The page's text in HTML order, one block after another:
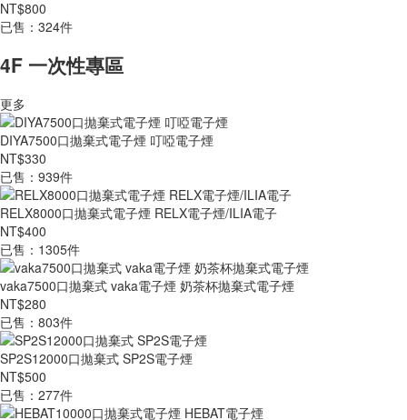
NT$800
已售：324件
4F 一次性專區
更多
DIYA7500口拋棄式電子煙 叮啞電子煙
NT$330
已售：939件
RELX8000口拋棄式電子煙 RELX電子煙/ILIA電子
NT$400
已售：1305件
vaka7500口拋棄式 vaka電子煙 奶茶杯拋棄式電子煙
NT$280
已售：803件
SP2S12000口拋棄式 SP2S電子煙
NT$500
已售：277件